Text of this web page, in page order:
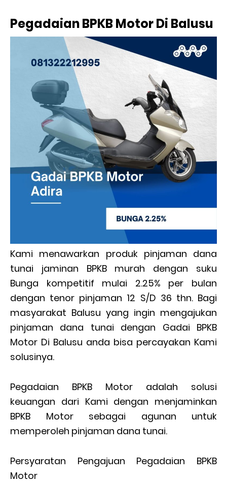
Pegadaian BPKB Motor Di Balusu
Kami menawarkan produk pinjaman dana
tunai jaminan BPKB murah dengan suku
Bunga kompetitif mulai 2.25% per bulan
dengan tenor pinjaman 12 S/D 36 thn. Bagi
masyarakat Balusu yang ingin mengajukan
pinjaman dana tunai dengan Gadai BPKB
Motor Di Balusu anda bisa percayakan Kami
solusinya.
Pegadaian BPKB Motor adalah solusi
keuangan dari Kami dengan menjaminkan
BPKB Motor sebagai agunan untuk
memperoleh pinjaman dana tunai.
Persyaratan Pengajuan Pegadaian BPKB
Motor